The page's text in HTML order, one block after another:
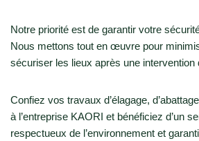
Notre priorité est de garantir votre
Nous mettons tout en œuvre pour
sécuriser les lieux après une intervention
Confiez vos travaux d’élagage,
à l’entreprise KAORI et bénéficiez d’un
respectueux de l’environnement et